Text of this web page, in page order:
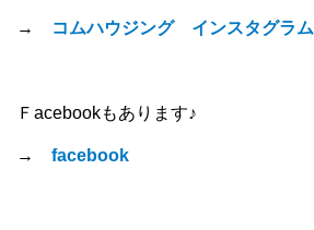
→ コムハウジング インスタグラム
Ｆacebookもあります♪
→ facebook